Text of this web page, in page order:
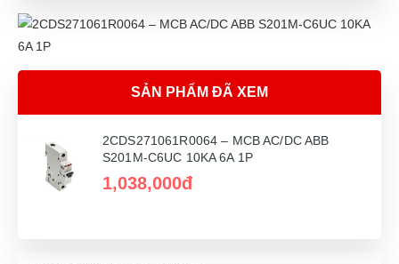
SẢN PHẨM ĐÃ XEM
2CDS271061R0064 – MCB AC/DC ABB
S201M-C6UC 10KA 6A 1P
1,038,000đ